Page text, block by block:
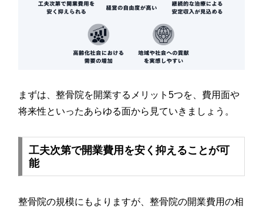
まずは、整骨院を開業するメリット5つを、費用面や
将来性といったあらゆる面から見ていきましょう。
工夫次第で開業費用を安く抑えることが可
能
整骨院の規模にもよりますが、整骨院の開業費用の相